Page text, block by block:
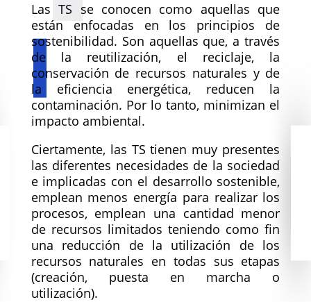
Las TS se conocen como aquellas que
están enfocadas en los principios de
sostenibilidad. Son aquellas que, a través
de la reutilización, el reciclaje, la
conservación de recursos naturales y de
la eficiencia energética, reducen la
contaminación. Por lo tanto, minimizan el
impacto ambiental.
Ciertamente, las TS tienen muy presentes
las diferentes necesidades de la sociedad
e implicadas con el desarrollo sostenible,
emplean menos energía para realizar los
procesos, emplean una cantidad menor
de recursos limitados teniendo como fin
una reducción de la utilización de los
recursos naturales en todas sus etapas
(creación, puesta en marcha o
utilización).